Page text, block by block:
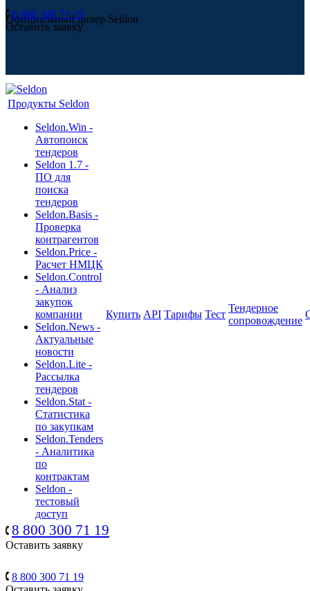
Официальный дилер Seldon
8 800 300 71 19
Оставить заявку
Продукты Seldon
Seldon.Win -
Автопоиск
тендеров
Seldon 1.7 -
ПО для
поиска
тендеров
Seldon.Basis -
Проверка
контрагентов
Seldon.Price -
Расчет НМЦК
Seldon.Control
- Анализ
закупок
компании
Seldon.News -
Актуальные
новости
Seldon.Lite -
Рассылка
тендеров
Seldon.Stat -
Статистика
по закупкам
Seldon.Tenders
- Аналитика
по
контрактам
Seldon -
тестовый
доступ
Купить API Тарифы Тест
Тендерное
сопровождение
8 800 300 71 19
Оставить заявку
8 800 300 71 19